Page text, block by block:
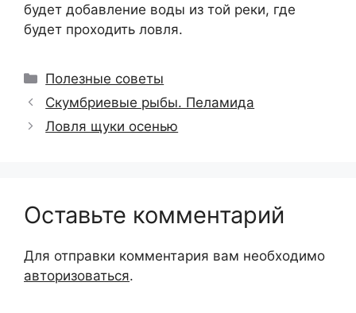
будет добавление воды из той реки, где
будет проходить ловля.
Рубрики
Полезные советы
Скумбриевые рыбы. Пеламида
Ловля щуки осенью
Оставьте комментарий
Для отправки комментария вам необходимо
авторизоваться.